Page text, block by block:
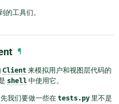
的工具们。
¶
Client来模拟用户和视图层代码的
shell中使用它。
我们要做一些在tests.py 里不是